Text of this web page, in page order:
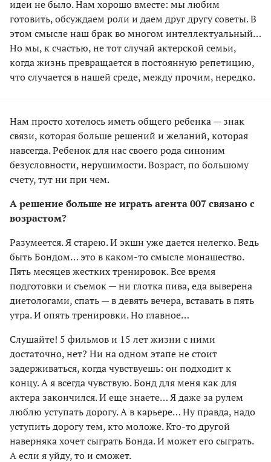
идеи не было. Нам хорошо вместе: мы любим
готовить, обсуждаем роли и даем друг другу советы. В
этом смысле наш брак во многом интеллектуальный…
Но мы, к счастью, не тот случай актерской семьи,
когда жизнь превращается в постоянную репетицию,
что случается в нашей среде, между прочим, нередко.
Нам просто хотелось иметь общего ребенка — знак
связи, которая больше решений и желаний, которая
навсегда. Ребенок для нас своего рода синоним
безусловности, нерушимости. Возраст, по большому
счету, тут ни при чем.
А решение больше не играть агента 007 связано с
возрастом?
Разумеется. Я старею. И экшн уже дается нелегко. Ведь
быть Бондом… это в каком-то смысле монашество.
Пять месяцев жестких тренировок. Все время
подготовки и съемок — ни глотка пива, еда выверена
диетологами, спать — в девять вечера, вставать в пять
утра. И опять тренировки. Но главное…
Слушайте! 5 фильмов и 15 лет жизни с ними
достаточно, нет? Ни на одном этапе не стоит
задерживаться, когда чувствуешь: он подходит к
концу. А я всегда чувствую. Бонд для меня как для
актера закончился. И еще знаете… Я даже за рулем
люблю уступать дорогу. А в карьере… Ну правда, надо
уступить дорогу тем, кто моложе. Кто-то другой
наверняка хочет сыграть Бонда. И может его сыграть.
А если я уйду, то и сможет.